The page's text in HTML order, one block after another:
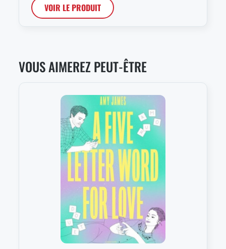
VOIR LE PRODUIT
VOUS AIMEREZ PEUT-ÊTRE